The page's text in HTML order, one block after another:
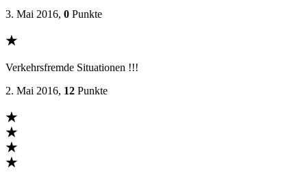
3. Mai 2016, 0 Punkte
★
Verkehrsfremde Situationen !!!
2. Mai 2016, 12 Punkte
★
★
★
★